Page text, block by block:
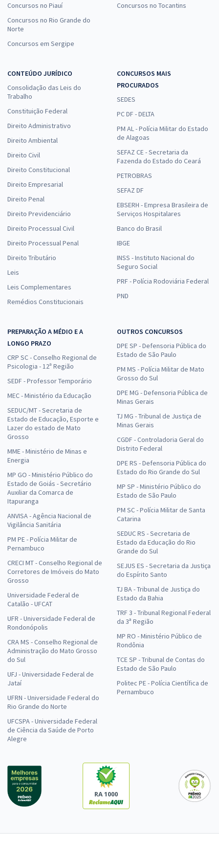
Concursos no Piauí
Concursos no Rio Grande do
Norte
Concursos em Sergipe
Concursos no Tocantins
CONTEÚDO JURÍDICO
Consolidação das Leis do
Trabalho
Constituição Federal
Direito Administrativo
Direito Ambiental
Direito Civil
Direito Constitucional
Direito Empresarial
Direito Penal
Direito Previdenciário
Direito Processual Civil
Direito Processual Penal
Direito Tributário
Leis
Leis Complementares
Remédios Constitucionais
CONCURSOS MAIS
PROCURADOS
SEDES
PC DF - DELTA
PM AL - Polícia Militar do Estado
de Alagoas
SEFAZ CE - Secretaria da
Fazenda do Estado do Ceará
PETROBRAS
SEFAZ DF
EBSERH - Empresa Brasileira de
Serviços Hospitalares
Banco do Brasil
IBGE
INSS - Instituto Nacional do
Seguro Social
PRF - Polícia Rodoviária Federal
PND
PREPARAÇÃO A MÉDIO E A
LONGO PRAZO
CRP SC - Conselho Regional de
Psicologia - 12ª Região
SEDF - Professor Temporário
MEC - Ministério da Educação
SEDUC/MT - Secretaria de
Estado de Educação, Esporte e
Lazer do estado de Mato
Grosso
MME - Ministério de Minas e
Energia
MP GO - Ministério Público do
Estado de Goiás - Secretário
Auxiliar da Comarca de
Itapuranga
ANVISA - Agência Nacional de
Vigilância Sanitária
PM PE - Polícia Militar de
Pernambuco
CRECI MT - Conselho Regional de
Corretores de Imóveis do Mato
Grosso
Universidade Federal de
Catalão - UFCAT
UFR - Universidade Federal de
Rondonópolis
CRA MS - Conselho Regional de
Administração do Mato Grosso
do Sul
UFJ - Universidade Federal de
Jataí
UFRN - Universidade Federal do
Rio Grande do Norte
UFCSPA - Universidade Federal
de Ciência da Saúde de Porto
Alegre
OUTROS CONCURSOS
DPE SP - Defensoria Pública do
Estado de São Paulo
PM MS - Polícia Militar de Mato
Grosso do Sul
DPE MG - Defensoria Pública de
Minas Gerais
TJ MG - Tribunal de Justiça de
Minas Gerais
CGDF - Controladoria Geral do
Distrito Federal
DPE RS - Defensoria Pública do
Estado do Rio Grande do Sul
MP SP - Ministério Público do
Estado de São Paulo
PM SC - Polícia Militar de Santa
Catarina
SEDUC RS - Secretaria de
Estado da Educação do Rio
Grande do Sul
SEJUS ES - Secretaria da Justiça
do Espírito Santo
TJ BA - Tribunal de Justiça do
Estado da Bahia
TRF 3 - Tribunal Regional Federal
da 3ª Região
MP RO - Ministério Público de
Rondônia
TCE SP - Tribunal de Contas do
Estado de São Paulo
Politec PE - Polícia Científica de
Pernambuco
RA 1000